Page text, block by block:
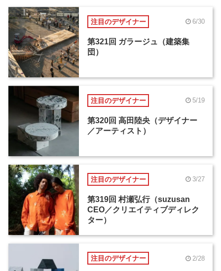
注目のデザイナー 6/30
第321回 ガラージュ（建築集
団）
注目のデザイナー 5/19
第320回 高田陸央（デザイナー
／アーティスト）
注目のデザイナー 3/27
第319回 村瀬弘行（suzusan
CEO／クリエイティブディレク
ター）
注目のデザイナー 2/28